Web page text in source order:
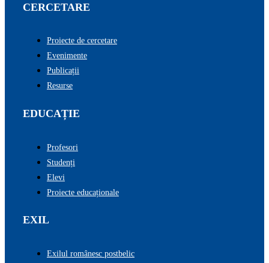
CERCETARE
Proiecte de cercetare
Evenimente
Publicații
Resurse
EDUCAȚIE
Profesori
Studenți
Elevi
Proiecte educaționale
EXIL
Exilul românesc postbelic